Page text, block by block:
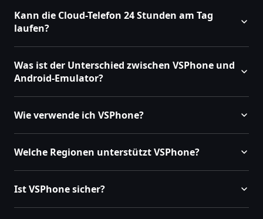
Kann die Cloud-Telefon 24 Stunden am Tag
laufen?
Was ist der Unterschied zwischen VSPhone und
Android-Emulator?
Wie verwende ich VSPhone?
Welche Regionen unterstützt VSPhone?
Ist VSPhone sicher?